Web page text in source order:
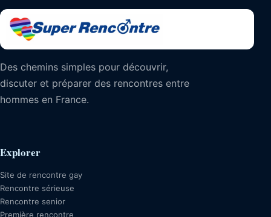
Des chemins simples pour découvrir,
discuter et préparer des rencontres entre
hommes en France.
Explorer
Site de rencontre gay
Rencontre sérieuse
Rencontre senior
Première rencontre